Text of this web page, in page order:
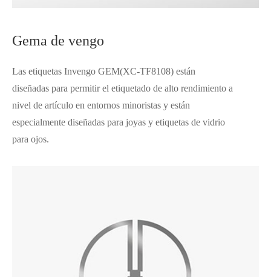
Gema de vengo
Las etiquetas Invengo GEM(XC-TF8108) están
diseñadas para permitir el etiquetado de alto rendimiento a
nivel de artículo en entornos minoristas y están
especialmente diseñadas para joyas y etiquetas de vidrio
para ojos.